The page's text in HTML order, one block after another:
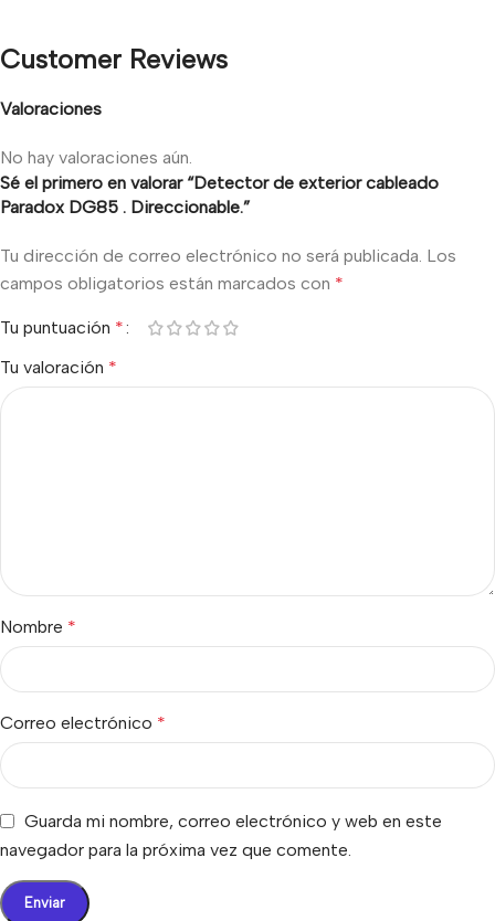
Customer Reviews
Valoraciones
No hay valoraciones aún.
Sé el primero en valorar “Detector de exterior cableado
Paradox DG85 . Direccionable.”
Tu dirección de correo electrónico no será publicada. Los
campos obligatorios están marcados con *
Tu puntuación *
Tu valoración *
Nombre *
Correo electrónico *
Guarda mi nombre, correo electrónico y web en este
navegador para la próxima vez que comente.